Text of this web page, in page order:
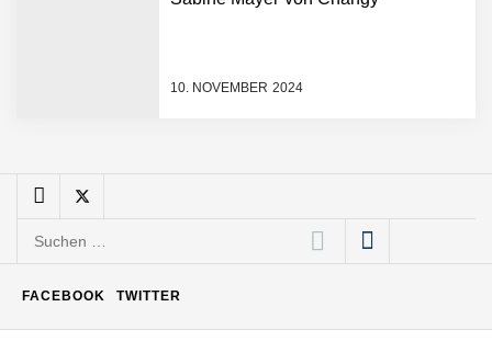
10. NOVEMBER 2024
NÖ Raumfahrt-Start-up
Suchen
FACEBOOK TWITTER